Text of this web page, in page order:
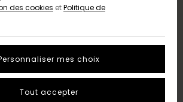
des cookies etPolitique de
mes choix
Tout accepter